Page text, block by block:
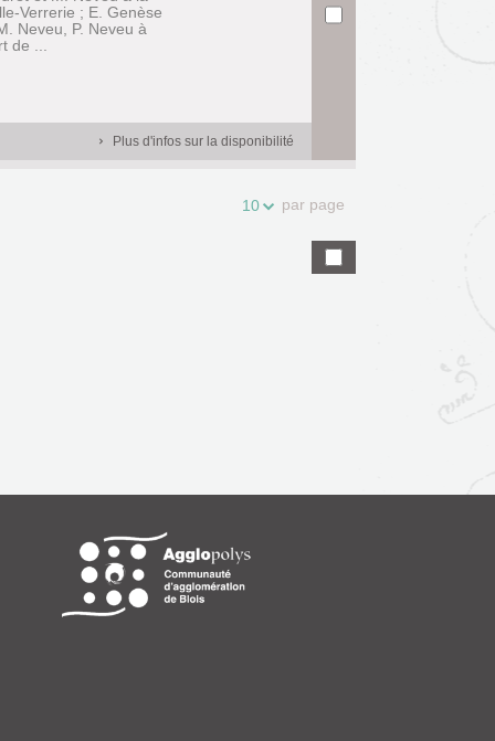
Verrerie ; E. Genèse
Neveu, P. Neveu à
de ...
Plus d'infos sur la disponibilité
10 par page